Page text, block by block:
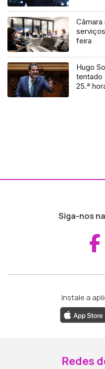
Câmara
feira
Hugo
tentado
25.ª
Siga-nos
Instale a
Redes